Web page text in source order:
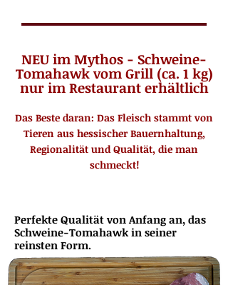
NEU im Mythos - Schweine-
Tomahawk vom Grill (ca. 1 kg)
nur im Restaurant erhältlich
Das Beste daran: Das Fleisch stammt von
Tieren aus hessischer Bauernhaltung,
Regionalität und Qualität, die man
schmeckt!
Perfekte Qualität von Anfang an, das
Schweine-Tomahawk in seiner
reinsten Form.